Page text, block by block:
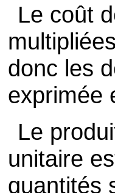
Le coût
donc les
exprimée
Le
unitaire
quantités